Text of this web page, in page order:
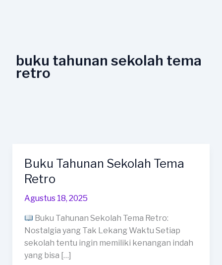
buku tahunan sekolah tema
retro
Buku Tahunan Sekolah Tema
Retro
Agustus 18, 2025
Buku Tahunan Sekolah Tema Retro:
Nostalgia yang Tak Lekang Waktu Setiap
sekolah tentu ingin memiliki kenangan indah
yang bisa […]
Buku
Tahunan
Sekolah
Tema